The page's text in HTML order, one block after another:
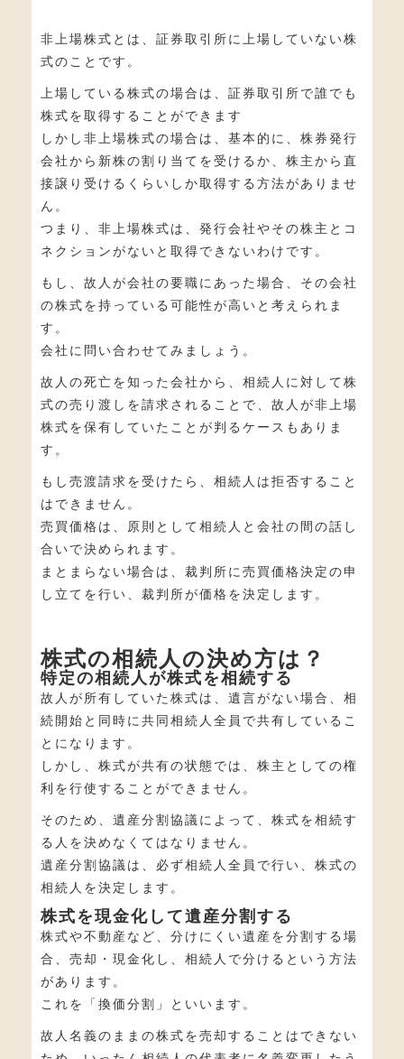
非上場株式とは、証券取引所に上場していない株
式のことです。
上場している株式の場合は、証券取引所で誰でも
株式を取得することができます
しかし非上場株式の場合は、基本的に、株券発行
会社から新株の割り当てを受けるか、株主から直
接譲り受けるくらいしか取得する方法がありませ
ん。
つまり、非上場株式は、発行会社やその株主とコ
ネクションがないと取得できないわけです。
もし、故人が会社の要職にあった場合、その会社
の株式を持っている可能性が高いと考えられま
す。
会社に問い合わせてみましょう。
故人の死亡を知った会社から、相続人に対して株
式の売り渡しを請求されることで、故人が非上場
株式を保有していたことが判るケースもありま
す。
もし売渡請求を受けたら、相続人は拒否すること
はできません。
売買価格は、原則として相続人と会社の間の話し
合いで決められます。
まとまらない場合は、裁判所に売買価格決定の申
し立てを行い、裁判所が価格を決定します。
株式の相続人の決め方は？
特定の相続人が株式を相続する
故人が所有していた株式は、遺言がない場合、相
続開始と同時に共同相続人全員で共有しているこ
とになります。
しかし、株式が共有の状態では、株主としての権
利を行使することができません。
そのため、遺産分割協議によって、株式を相続す
る人を決めなくてはなりません。
遺産分割協議は、必ず相続人全員で行い、株式の
相続人を決定します。
株式を現金化して遺産分割する
株式や不動産など、分けにくい遺産を分割する場
合、売却・現金化し、相続人で分けるという方法
があります。
これを「換価分割」といいます。
故人名義のままの株式を売却することはできない